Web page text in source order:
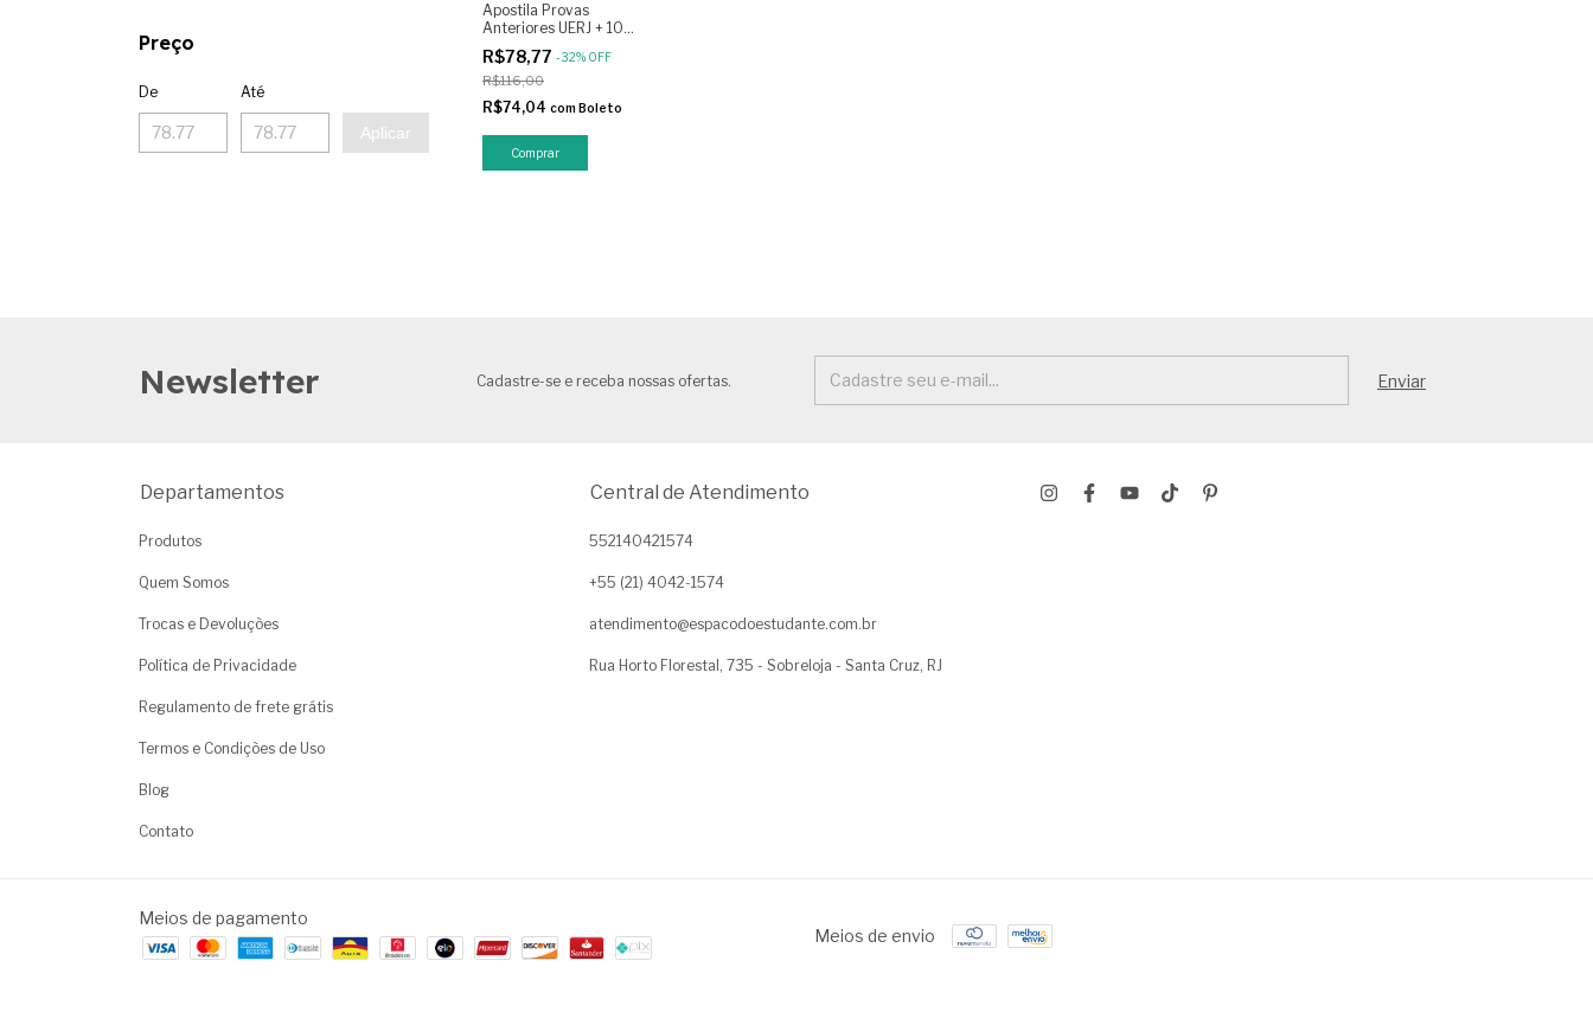
Preço
De Até
Aplicar
Apostila Provas
Anteriores UERJ + 10
Anos 2017‑2026 PB
KIT + Gabarito Oficial
R$78,77 -32% OFF
R$116,00
R$74,04 com Boleto
Newsletter Cadastre-se e receba nossas ofertas.
Departamentos
Produtos
Quem Somos
Trocas e Devoluções
Política de Privacidade
Regulamento de frete grátis
Termos e Condições de Uso
Blog
Contato
Central de Atendimento
552140421574
+55 (21) 4042-1574
atendimento@espacodoestudante.com.br
Rua Horto Florestal, 735 - Sobreloja - Santa Cruz, RJ
Meios de pagamento
Meios de envio